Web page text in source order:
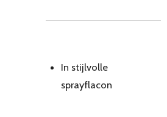
In stijlvolle
sprayflacon